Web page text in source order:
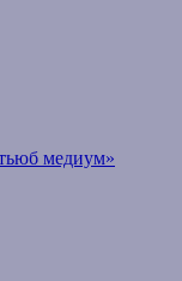
медиум»